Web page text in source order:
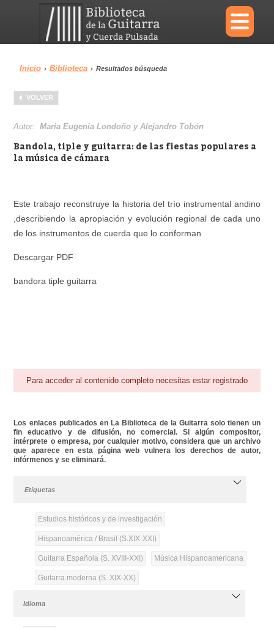
×
Menu
Biblioteca Diccionario
Inicio › Biblioteca › Resultados búsqueda
VOLVER
Autor:Maria Eugenia Londoño y Alejandro Tobón
Bandola, tiple y guitarra: de las fiestas populares a
la música de cámara
Este trabajo reconstruye la historia del trío instrumental andino
,describiendo la apropiación y evolución regional de cada uno
de los instrumentos de cuerda que lo conforman
Descargar PDF
bandora tiple guitarra
Para acceder al contenido completo necesitas estar registrado
Los enlaces publicados en La Biblioteca de la Guitarra solo tienen un
fin educativo y de difusión, no comercial. Si algún compositor,
intérprete o empresa, por cualquier motivo, considera que un archivo
que aparece en esta página web vulnera los derechos de autor,
infórmenos y se eliminará.
Etiquetas
Estudios históricos y de investigación
Hispanoamérica / Brasil (S.XIX-XXI)
Guitarra Española (S. XVIII-XXI) Música Hispanoamericana
Guitarra moderna (S. XIX-XX)
Idioma